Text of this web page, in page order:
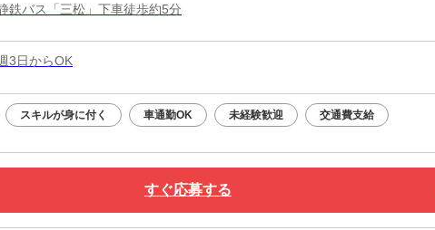
鉄バス「三松」下車徒歩約5分
3日からOK
スキルが身に付く 車通勤OK 未経験歓迎 交通費支給
すぐ応募する